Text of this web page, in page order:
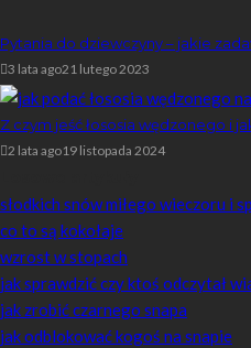
Pytania do dziewczyny – jakie
3 lata ago21 lutego 2023
Z czym jeść łososia wędzonego i
2 lata ago19 listopada 2024
słodkich snów miłego wieczoru i
co to są kokołaje
wzrost w stopach
jak sprawdzić czy ktoś odczytał
jak zrobić czarnego snapa
jak odblokować kogoś na snapie